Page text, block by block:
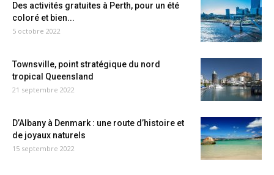
Des activités gratuites à Perth, pour un été
coloré et bien...
5 octobre 2022
Townsville, point stratégique du nord
tropical Queensland
21 septembre 2022
D’Albany à Denmark : une route d’histoire et
de joyaux naturels
15 septembre 2022